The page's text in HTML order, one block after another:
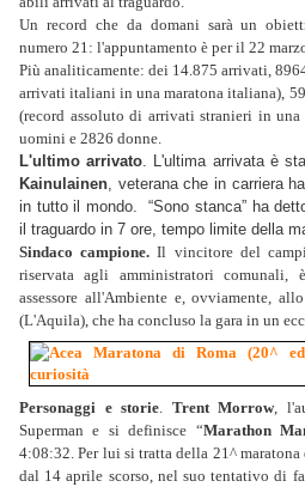
Un record che da domani sarà un
numero 21: l'appuntamento è per il 22
Più analiticamente: dei 14.875 arrivati,
arrivati italiani in una maratona italiana),
(record assoluto di arrivati stranieri in
uomini e 2826 donne.
L'ultimo arrivato. L'ultima arrivata è
Kainulainen, veterana che in carriera
in tutto il mondo. “Sono stanca” ha
il traguardo in 7 ore, tempo limite della
Sindaco campione.Il vincitore del
riservata agli amministratori comunali,
assessore all'Ambiente e, ovviamente,
(L'Aquila), che ha concluso la gara in un
Personaggi e storie. Trent Morrow,
Superman e si definisce “Marathon
4:08:32. Per lui si tratta della 21^
dal 14 aprile scorso, nel suo tentativo di